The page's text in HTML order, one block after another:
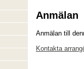
Anmälan
Anmälan till
Kontakta